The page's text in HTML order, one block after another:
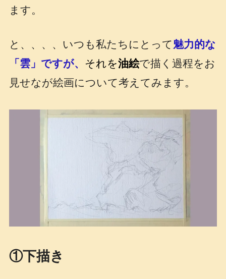
ます。
と、、、、いつも私たちにとって魅力的な
「雲」ですが、 それを油絵で描く過程をお
見せなが絵画について考えてみます。
①下描き